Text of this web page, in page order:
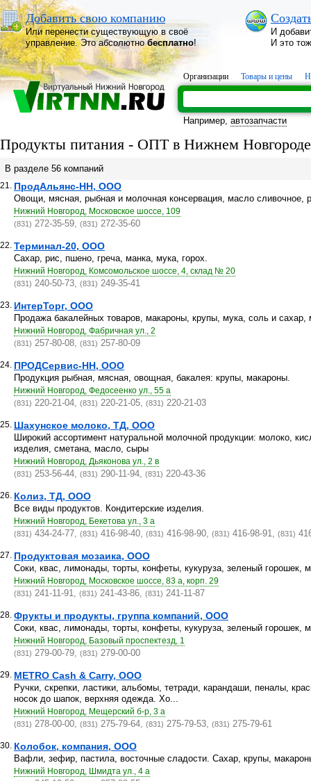
Добавить свою компанию
Или перенести существующую в своё
управление. Это абсолютнобесплатно!
И
И это
Организации Товары и цены
Например, автозапчасти
Продукты питания - ОПТ в Нижнем Новгороде
В разделе 56 компаний
21. ПродАльянс-НН, ООО
Овощи, мясная, рыбная и молочная консервация, масло сливочное,
Нижний Новгород, Московское шоссе, 109
(831) 272-35-59, (831) 272-35-60
22. Терминал-20, ООО
Сахар, рис, пшено, греча, манка, мука, горох.
Нижний Новгород, Комсомольское шоссе, 4, склад № 20
(831) 240-50-73, (831) 249-35-41
23. ИнтерТорг, ООО
Продажа бакалейных товаров, макароны, крупы, мука, соль и сахар,
Нижний Новгород, Фабричная ул., 2
(831) 257-80-08, (831) 257-80-09
24. ПРОДСервис-НН, ООО
Продукция рыбная, мясная, овощная, бакалея: крупы, макароны.
Нижний Новгород, Федосеенко ул., 55 а
(831) 220-21-04, (831) 220-21-05, (831) 220-21-03
25. Шахунское молоко, ТД, ООО
Широкий ассортимент натуральной молочной продукции: молоко,
изделия, сметана, масло, сыры
Нижний Новгород, Дьяконова ул., 2 в
(831) 253-56-44, (831) 290-11-94, (831) 220-43-36
26. Колиз, ТД, ООО
Все виды продуктов. Кондитерские изделия.
Нижний Новгород, Бекетова ул., 3 а
(831) 434-24-77, (831) 416-98-40, (831) 416-98-90, (831) 416-98-91, (831)
27. Продуктовая мозаика, ООО
Соки, квас, лимонады, торты, конфеты, кукуруза, зеленый горошек,
Нижний Новгород, Московское шоссе, 83 а, корп. 29
(831) 241-11-91, (831) 241-43-86, (831) 241-11-87
28. Фрукты и продукты, группа компаний, ООО
Соки, квас, лимонады, торты, конфеты, кукуруза, зеленый горошек,
Нижний Новгород, Базовый проспектезд, 1
(831) 279-00-79, (831) 279-00-00
29. METRO Cash & Carry, ООО
Ручки, скрепки, ластики, альбомы, тетради, карандаши, пеналы,
носок до шапок, верхняя одежда. Хо...
Нижний Новгород, Мещерский б-р, 3 а
(831) 278-00-00, (831) 275-79-64, (831) 275-79-53, (831) 275-79-61
30. Колобок, компания, ООО
Вафли, зефир, пастила, восточные сладости. Сахар, крупы,
Нижний Новгород, Шмидта ул., 4 а